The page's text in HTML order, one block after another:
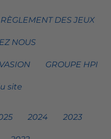
RÈGLEMENT DES JEUX
NOUS
GROUPE HPI
site
2024 2023